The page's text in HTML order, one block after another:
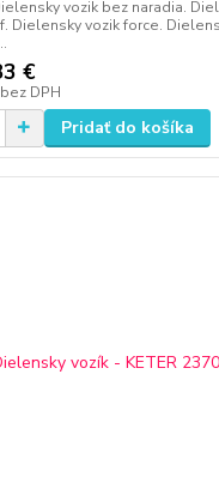
vozik bez naradia.
Dielensky vozik force.
€
bez DPH
Pridať do košíka